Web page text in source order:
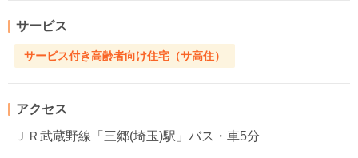
サービス
サービス付き高齢者向け住宅（サ高住）
アクセス
ＪＲ武蔵野線「三郷(埼玉)駅」バス・車5分